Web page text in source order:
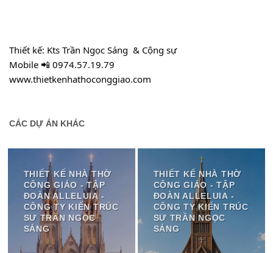
Thiết kế: Kts Trần Ngọc Sáng  & Cộng sự
Mobile 📲 0974.57.19.79
www.thietkenhathoconggiao.com
CÁC DỰ ÁN KHÁC
THIẾT KẾ NHÀ THỜ
CÔNG GIÁO - TẬP
ĐOÀN ALLELUIA -
CÔNG TY KIẾN TRÚC
SƯ TRẦN NGỌC
SÁNG
THIẾT KẾ NHÀ THỜ
CÔNG GIÁO - TẬP
ĐOÀN ALLELUIA -
CÔNG TY KIẾN TRÚC
SƯ TRẦN NGỌC
SÁNG